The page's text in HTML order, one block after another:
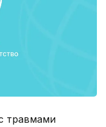
травмами